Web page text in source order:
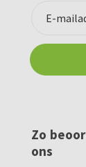
Zo
ons